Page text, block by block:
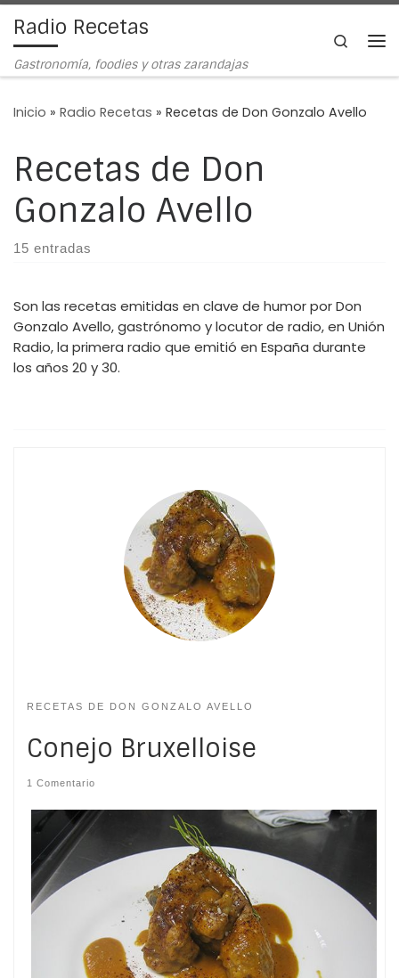
Saltar al contenido
Radio Recetas
Gastronomía, foodies y otras zarandajas
Search
Inicio » Radio Recetas » Recetas de Don Gonzalo Avello
Recetas de Don
Gonzalo Avello
15 entradas
Son las recetas emitidas en clave de humor por Don
Gonzalo Avello, gastrónomo y locutor de radio, en Unión
Radio, la primera radio que emitió en España durante
los años 20 y 30.
RECETAS DE DON GONZALO AVELLO
Conejo Bruxelloise
1 Comentario